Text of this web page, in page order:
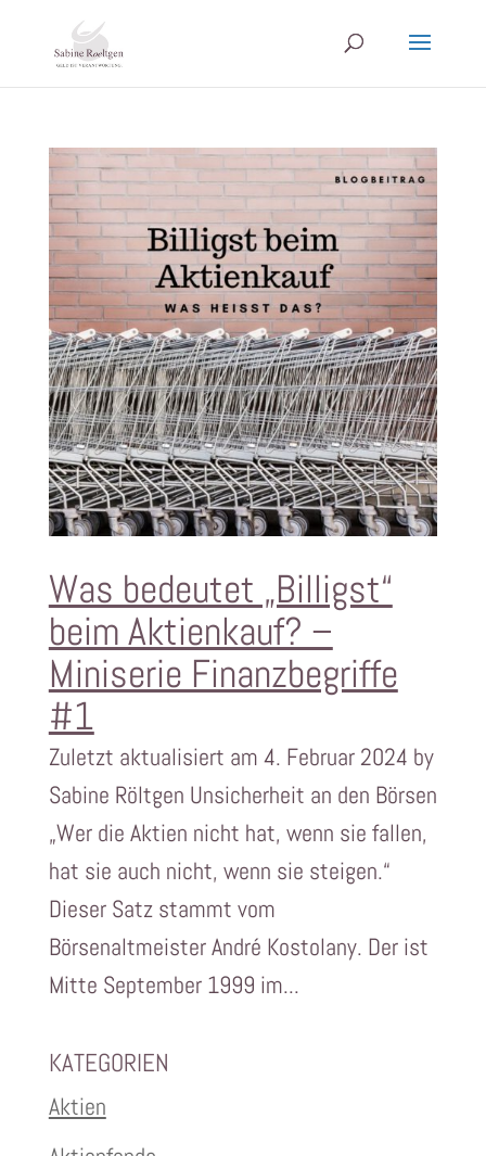
Was bedeutet „Billigst“
beim Aktienkauf? –
Miniserie Finanzbegriffe
#1
Zuletzt aktualisiert am 4. Februar 2024 by
Sabine Röltgen Unsicherheit an den Börsen
„Wer die Aktien nicht hat, wenn sie fallen,
hat sie auch nicht, wenn sie steigen.“
Dieser Satz stammt vom
Börsenaltmeister André Kostolany. Der ist
Mitte September 1999 im...
KATEGORIEN
Aktien